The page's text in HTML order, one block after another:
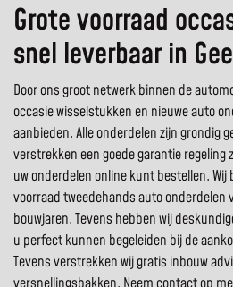
Grote voorraad
snel leverbaar in
Door ons groot netwerk binnen de
occasie wisselstukken en nieuwe auto
aanbieden. Alle onderdelen zijn grondig
verstrekken een goede garantie regeling
uw onderdelen online kunt bestellen.
voorraad tweedehands auto onderdelen
bouwjaren. Tevens hebben wij
u perfect kunnen begeleiden bij de
Tevens verstrekken wij gratis inbouw